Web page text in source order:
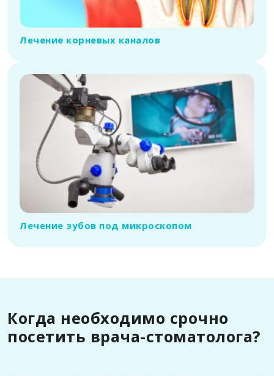
Лечение корневых каналов
Лечение зубов под микроскопом
Когда необходимо срочно
посетить врача-стоматолога?